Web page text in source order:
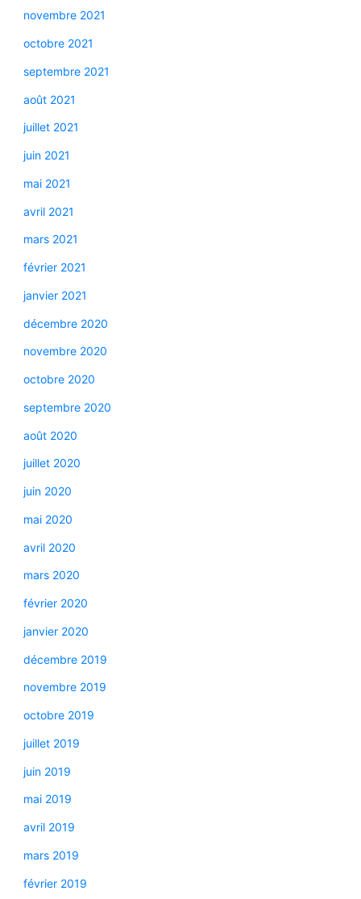
novembre 2021
octobre 2021
septembre 2021
août 2021
juillet 2021
juin 2021
mai 2021
avril 2021
mars 2021
février 2021
janvier 2021
décembre 2020
novembre 2020
octobre 2020
septembre 2020
août 2020
juillet 2020
juin 2020
mai 2020
avril 2020
mars 2020
février 2020
janvier 2020
décembre 2019
novembre 2019
octobre 2019
juillet 2019
juin 2019
mai 2019
avril 2019
mars 2019
février 2019